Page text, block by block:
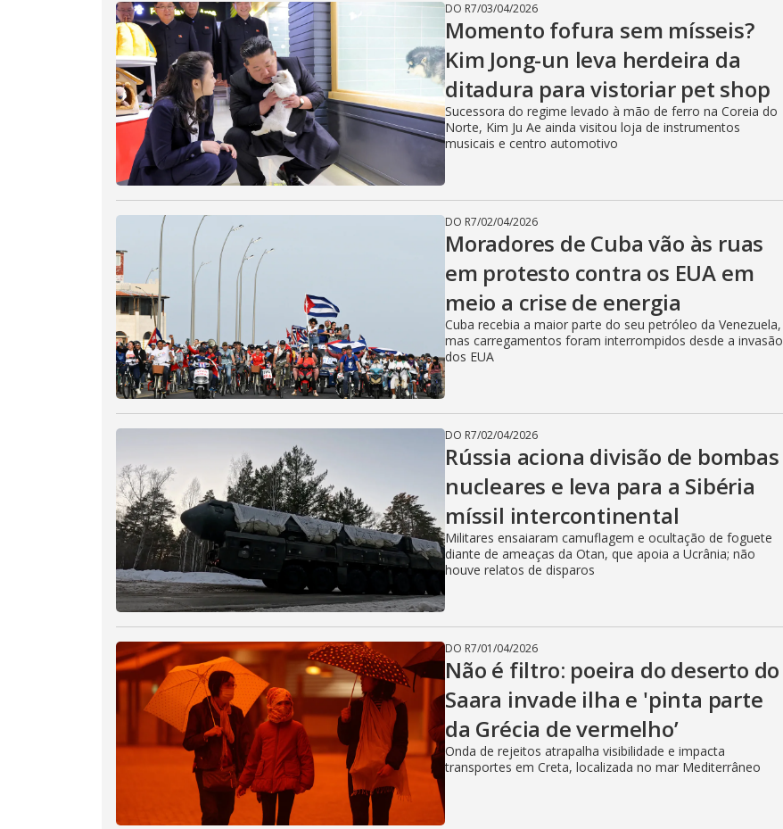
DO R7/03/04/2026
Momento fofura sem mísseis?
Kim Jong-un leva herdeira da
ditadura para vistoriar pet shop
Sucessora do regime levado à mão de ferro na Coreia do
Norte, Kim Ju Ae ainda visitou loja de instrumentos
musicais e centro automotivo
DO R7/02/04/2026
Moradores de Cuba vão às ruas
em protesto contra os EUA em
meio a crise de energia
Cuba recebia a maior parte do seu petróleo da Venezuela,
mas carregamentos foram interrompidos desde a invasão
dos EUA
DO R7/02/04/2026
Rússia aciona divisão de bombas
nucleares e leva para a Sibéria
míssil intercontinental
Militares ensaiaram camuflagem e ocultação de foguete
diante de ameaças da Otan, que apoia a Ucrânia; não
houve relatos de disparos
DO R7/01/04/2026
Não é filtro: poeira do deserto do
Saara invade ilha e 'pinta parte
da Grécia de vermelho’
Onda de rejeitos atrapalha visibilidade e impacta
transportes em Creta, localizada no mar Mediterrâneo